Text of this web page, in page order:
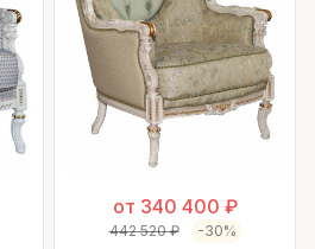
от 340 400 ₽
442 520 ₽ -30%